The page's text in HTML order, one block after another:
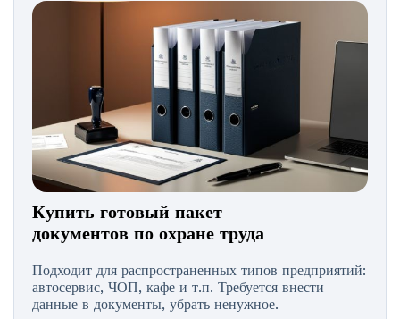
Купить готовый пакет
документов по охране труда
Подходит для распространенных типов предприятий:
автосервис, ЧОП, кафе и т.п. Требуется внести
данные в документы, убрать ненужное.